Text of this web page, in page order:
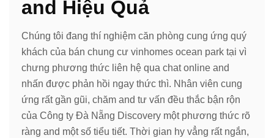
and Hiệu Quả
Chúng tôi đang thí nghiệm căn phòng cung ứng quý
khách của bán chung cư vinhomes ocean park tại vì
chưng phương thức liên hệ qua chat online and
nhấn được phản hồi ngay thức thì. Nhân viên cung
ứng rất gần gũi, chăm and tư vấn đều thắc bận rộn
của Công ty Đà Nẵng Discovery một phương thức rõ
ràng and một số tiểu tiết. Thời gian hy vẳng rất ngắn,